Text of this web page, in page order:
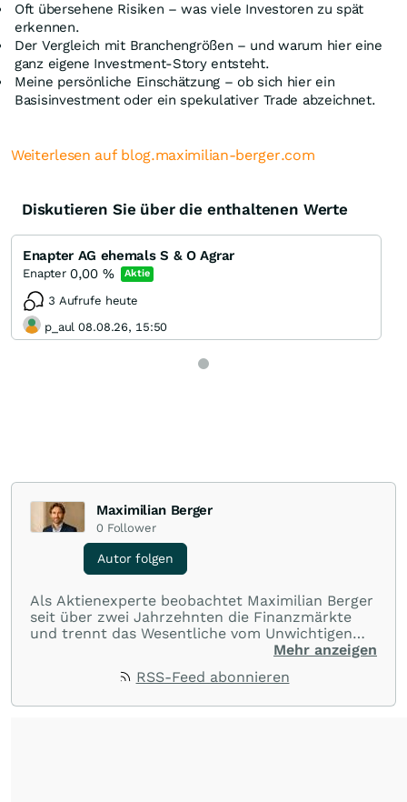
Oft übersehene Risiken – was viele Investoren zu spät
erkennen.
Der Vergleich mit Branchengrößen – und warum hier eine
ganz eigene Investment-Story entsteht.
Meine persönliche Einschätzung – ob sich hier ein
Basisinvestment oder ein spekulativer Trade abzeichnet.
Weiterlesen auf blog.maximilian-berger.com
Diskutieren Sie über die enthaltenen Werte
Enapter AG ehemals S & O Agrar
Enapter 0,00 % Aktie
3 Aufrufe heute
p_aul 08.08.26, 15:50
Maximilian Berger
0 Follower
Autor folgen
Als Aktienexperte beobachtet Maximilian Berger
seit über zwei Jahrzehnten die Finanzmärkte
und trennt das Wesentliche vom Unwichtigen
und liefert wöchentlich klare, unabhängige
und Renditen liefern.
Mehr anzeigen
RSS-Feed abonnieren